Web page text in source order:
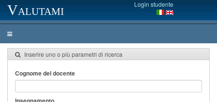
Valutami Login studente
Inserire uno o più parametri di ricerca
Cognome del docente